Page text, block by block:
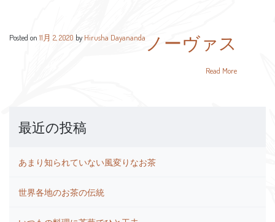
Posted on 11月 2, 2020 byHirusha Dayananda ノーヴァス
Read More
最近の投稿
あまり知られていない風変りなお茶
世界各地のお茶の伝統